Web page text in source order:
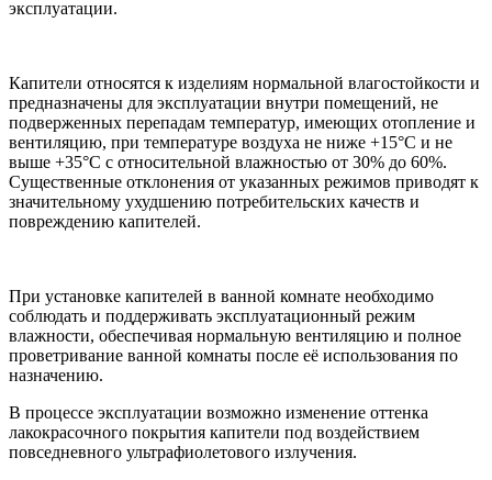
эксплуатации.
Капители относятся к изделиям нормальной влагостойкости и
предназначены для эксплуатации внутри помещений, не
подверженных перепадам температур, имеющих отопление и
вентиляцию, при температуре воздуха не ниже +15°С и не
выше +35°С с относительной влажностью от 30% до 60%.
Существенные отклонения от указанных режимов приводят к
значительному ухудшению потребительских качеств и
повреждению капителей.
При установке капителей в ванной комнате необходимо
соблюдать и поддерживать эксплуатационный режим
влажности, обеспечивая нормальную вентиляцию и полное
проветривание ванной комнаты после её использования по
назначению.
В процессе эксплуатации возможно изменение оттенка
лакокрасочного покрытия капители под воздействием
повседневного ультрафиолетового излучения.